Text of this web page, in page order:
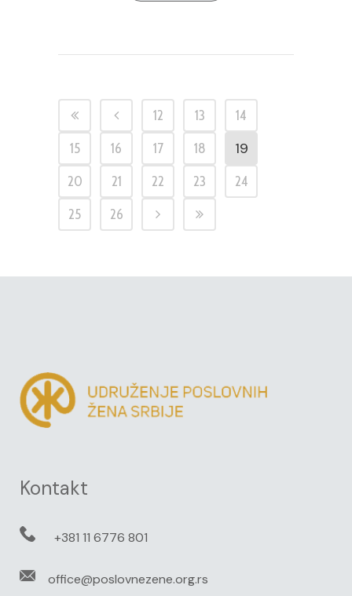
12 13
14
15
16 17 18 19
20 21 22 23
24
25
26
Kontakt
+381 11 6776 801
office@poslovnezene.org.rs